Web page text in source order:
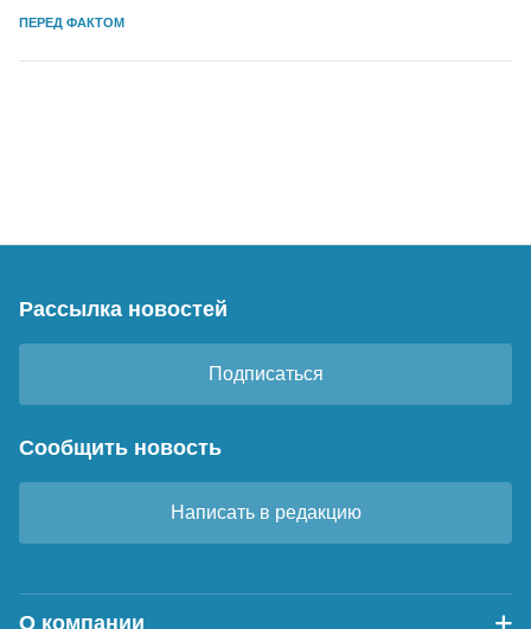
ПЕРЕД ФАКТОМ
Рассылка новостей
Подписаться
Сообщить новость
Написать в редакцию
О компании